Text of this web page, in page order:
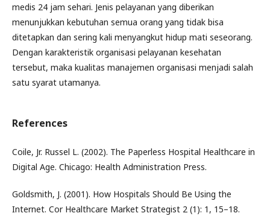
medis 24 jam sehari. Jenis pelayanan yang diberikan
menunjukkan kebutuhan semua orang yang tidak bisa
ditetapkan dan sering kali menyangkut hidup mati seseorang.
Dengan karakteristik organisasi pelayanan kesehatan
tersebut, maka kualitas manajemen organisasi menjadi salah
satu syarat utamanya.
References
Coile, Jr. Russel L. (2002). The Paperless Hospital Healthcare in
Digital Age. Chicago: Health Administration Press.
Goldsmith, J. (2001). How Hospitals Should Be Using the
Internet. Cor Healthcare Market Strategist 2 (1): 1, 15–18.